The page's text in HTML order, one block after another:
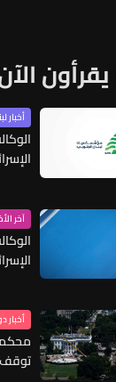
يقرأون
أخبار
آخر
أخبار
توقف